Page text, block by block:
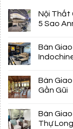
Nội Thất
5 Sao
Bàn
Bàn
Gần Gũi
Bàn
Thự